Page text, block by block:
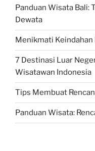
Panduan Wisata Bali:
Dewata
Menikmati
7 Destinasi Luar
Wisatawan Indonesia
Tips Membuat
Panduan Wisata: